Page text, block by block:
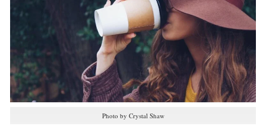
Photo by Crystal Shaw